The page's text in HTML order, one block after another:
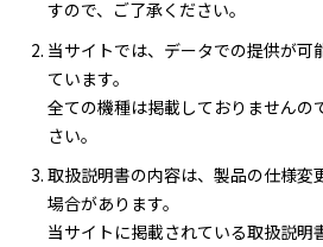
すので、ご了承ください。
当サイトでは、データでの提供が可
ています。
全ての機種は掲載しておりませんの
さい。
取扱説明書の内容は、製品の仕様変
場合があります。
当サイトに掲載されている取扱説明